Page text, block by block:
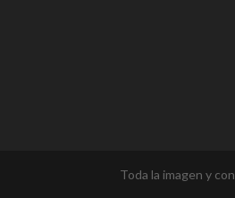
Toda la imagen y